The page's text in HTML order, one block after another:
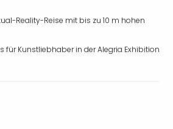
Reality-Reise mit bis zu 10 m hohen
für Kunstliebhaber in der Alegria Exhibition